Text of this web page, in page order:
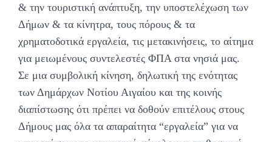
& την τουριστική ανάπτυξη, την υποστελέχωση των
Δήμων & τα κίνητρα, τους πόρους & τα
χρηματοδοτικά εργαλεία, τις μετακινήσεις, το αίτημα
για μειωμένους συντελεστές ΦΠΑ στα νησιά μας.
Σε μια συμβολική κίνηση, δηλωτική της ενότητας
των Δημάρχων Νοτίου Αιγαίου και της κοινής
διαπίστωσης ότι πρέπει να δοθούν επιτέλους στους
Δήμους μας όλα τα απαραίτητα “εργαλεία” για να